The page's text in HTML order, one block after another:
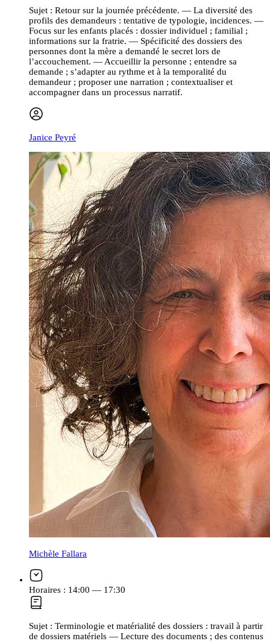
Sujet : Retour sur la journée précédente. — La diversité des
profils des demandeurs : tentative de typologie, incidences. —
Focus sur les enfants placés : dossier individuel ; familial ;
informations sur la fratrie. — Spécificité des dossiers des
personnes dont la mère a demandé le secret lors de
l’accouchement. — Accueillir la personne ; entendre sa
demande ; s’adapter au rythme et à la temporalité du
demandeur ; proposer une narration ; contextualiser et
accompagner dans un processus narratif.
Janice Peyré
Michèle Fallara
Horaires : 14:00 — 17:30
Sujet : Terminologie et matérialité des dossiers : travail à partir
de dossiers matériels — Lecture des documents ; des contenus